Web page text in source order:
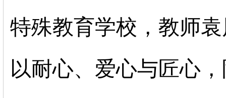
特殊教育学校，教师
以耐心、爱心与匠心